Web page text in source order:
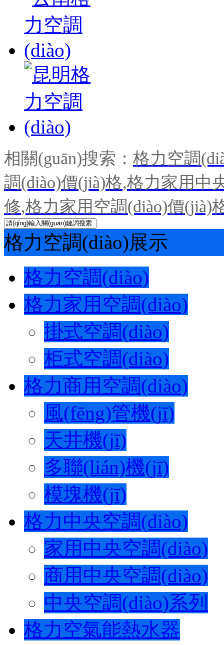
相關(guān)搜索： 格力空調
調(diào)價(jià)格,格力家用中
修,格力家用空調(diào)價(jià)
格力空調(diào)展示
格力空調(diào)
格力家用空調(diào)
掛式空調(diào)
柜式空調(diào)
格力商用空調(diào)
風(fēng)管機(jī)
天井機(jī)
多聯(lián)機(jī)
模塊機(jī)
格力中央空調(diào)
家用中央空調(diào)
商用中央空調(diào)
中央空調(diào)系列
格力空氣能熱水器